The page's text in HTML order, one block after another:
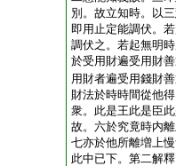
別。故立知時。以
即用止定能調伏。
調伏之。若起無明
於受用財遍受用財
用財者遍受用錢財
財法於時時間從他
衆。此是王此是臣
故。六於究竟時内
七亦於他所離増上
此中已下。第二解